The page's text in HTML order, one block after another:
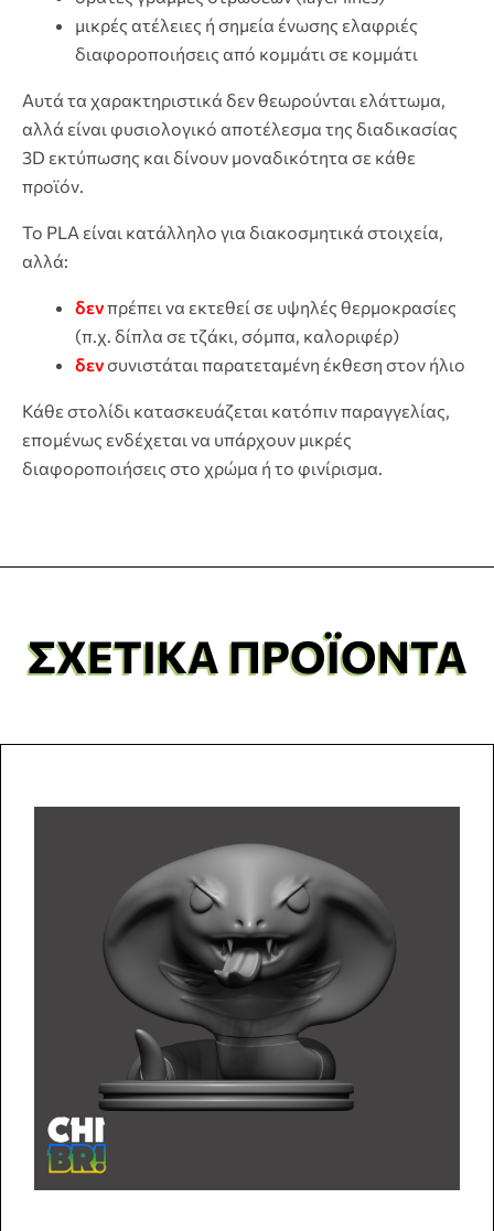
μικρές ατέλειες ή σημεία ένωσης ελαφριές
διαφοροποιήσεις από κομμάτι σε κομμάτι
Αυτά τα χαρακτηριστικά δεν θεωρούνται ελάττωμα,
αλλά είναι φυσιολογικό αποτέλεσμα της διαδικασίας
3D εκτύπωσης και δίνουν μοναδικότητα σε κάθε
προϊόν.
Το PLA είναι κατάλληλο για διακοσμητικά στοιχεία,
αλλά:
δενπρέπει να εκτεθεί σε υψηλές θερμοκρασίες
(π.χ. δίπλα σε τζάκι, σόμπα, καλοριφέρ)
δενσυνιστάται παρατεταμένη έκθεση στον ήλιο
Κάθε στολίδι κατασκευάζεται κατόπιν παραγγελίας,
επομένως ενδέχεται να υπάρχουν μικρές
διαφοροποιήσεις στο χρώμα ή το φινίρισμα.
ΣΧΕΤΙΚΆ ΠΡΟΪΌΝΤΑ